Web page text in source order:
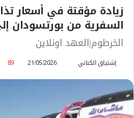
زيادة مؤقتة في أسعار
السفرية من بورتسودان
الخرطوم|العهد اونلاين
إشتياق الكناني
ل
ب
21/05/2026
89